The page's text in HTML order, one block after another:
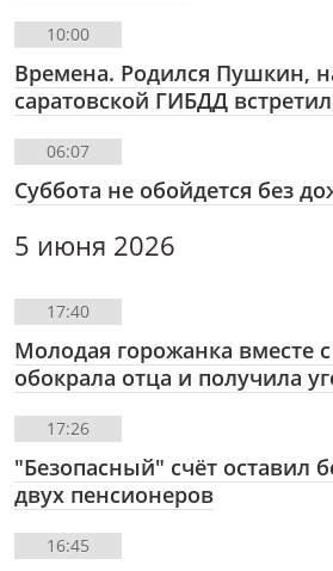
10:00
Времена. Родился Пушкин,
саратовской ГИБДД
06:07
Суббота не обойдется без
5 июня 2026
17:40
Молодая горожанка вместе
обокрала отца и получила
17:26
"Безопасный" счёт оставил
двух пенсионеров
16:45